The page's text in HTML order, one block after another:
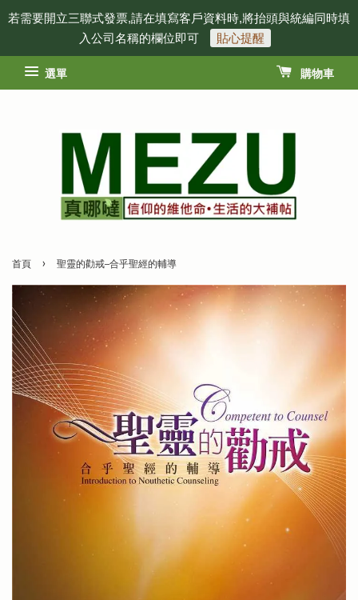
若需要開立三聯式發票,請在填寫客戶資料時,將抬頭與統編同時填
入公司名稱的欄位即可
貼心提醒
選單 購物車
首頁 › 聖靈的勸戒─合乎聖經的輔導